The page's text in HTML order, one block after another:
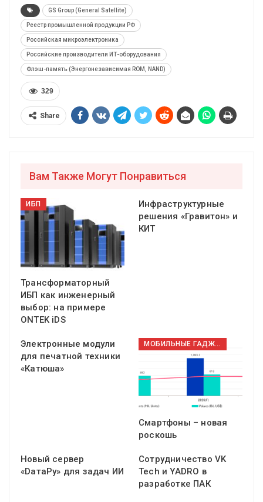
GS Group (General Satellite)
Реестр промышленной продукции РФ
Российская микроэлектроника
Российские производители ИТ-оборудования
Флэш-память (Энергонезависимая ROM, NAND)
329
Share
Вам Также Могут Понравиться
ИБП
Трансформаторный
ИБП как инженерный
выбор: на примере
ONTEK iDS
Инфраструктурные
решения «Гравитон» и
КИТ
Электронные модули
для печатной техники
«Катюша»
МОБИЛЬНЫЕ ГАДЖЕТЫ
Смартфоны – новая
роскошь
Новый сервер
«DатаРу» для задач ИИ
Сотрудничество VK
Tech и YADRO в
разработке ПАК